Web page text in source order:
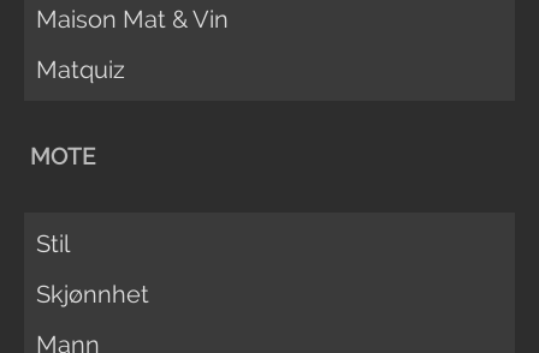
Maison Mat & Vin
Matquiz
MOTE
Stil
Skjønnhet
Mann